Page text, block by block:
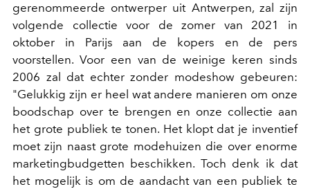
gerenommeerde ontwerper uit Antwerpen, zal zijn
volgende collectie voor de zomer van 2021 in
oktober in Parijs aan de kopers en de pers
voorstellen. Voor een van de weinige keren sinds
2006 zal dat echter zonder modeshow gebeuren:
"Gelukkig zijn er heel wat andere manieren om onze
boodschap over te brengen en onze collectie aan
het grote publiek te tonen. Het klopt dat je inventief
moet zijn naast grote modehuizen die over enorme
marketingbudgetten beschikken. Toch denk ik dat
het mogelijk is om de aandacht van een publiek te